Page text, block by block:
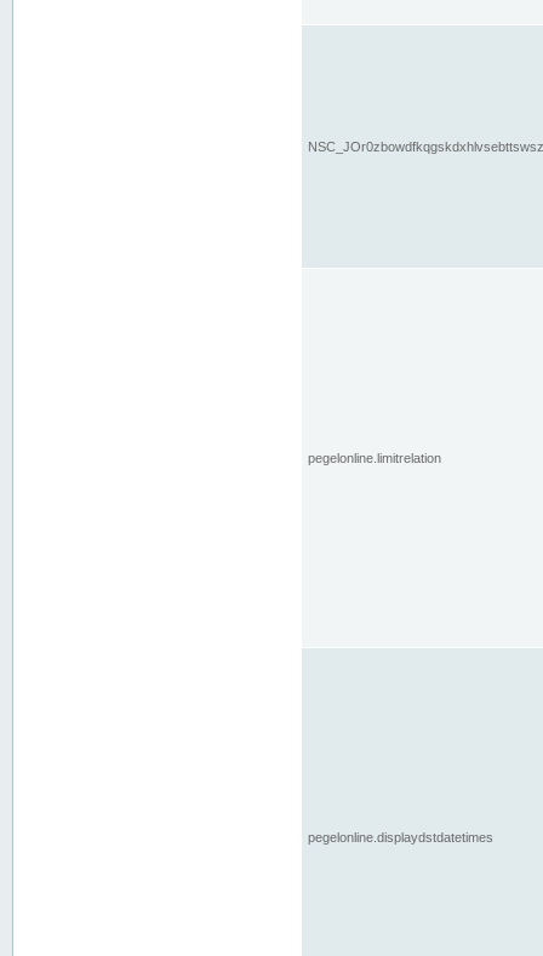
pegelonline.limitrelation
pegelonline.displaydstdatetimes